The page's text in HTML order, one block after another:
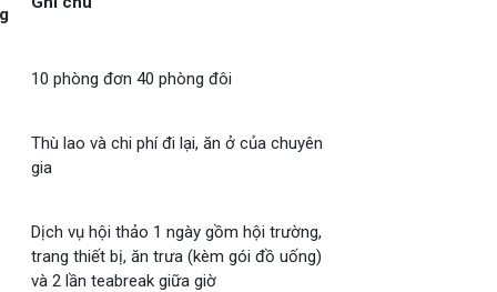
10 phòng đơn 40 phòng đôi
Thù lao và chi phí đi lại, ăn ở của chuyên
gia
Dịch vụ hội thảo 1 ngày gồm hội trường,
trang thiết bị, ăn trưa (kèm gói đồ uống)
và 2 lần teabreak giữa giờ